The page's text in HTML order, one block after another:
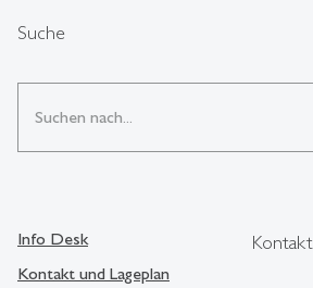
Suche
Info Desk
Kontakt und Lageplan
Kontakt